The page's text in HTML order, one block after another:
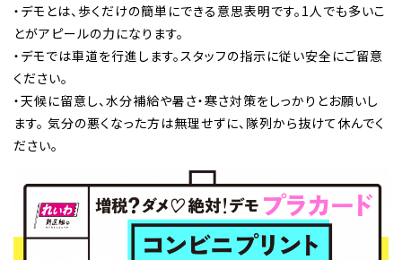
・デモとは、歩くだけの簡単にできる意思表明です。1人でも多いこ
とがアピールの力になります。
・デモでは車道を行進します。スタッフの指示に従い安全にご留意
ください。
・天候に留意し、水分補給や暑さ・寒さ対策をしっかりとお願いし
ます。 気分の悪くなった方は無理せずに、隊列から抜けて休んでく
ださい。